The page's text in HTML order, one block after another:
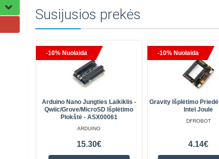
Susijusios prekės
-10% Nuolaida
Arduino Nano Jungties Laikiklis -
Qwiic/Grove/microSD Išplėtimo
Plokštė - ASX00061
ARDUINO
15.30€
-10% Nuolaida
Gravity Išplėtimo
Intel Joule
DFROBOT
4.14€